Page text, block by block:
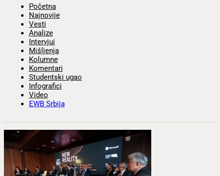
Početna
Najnovije
Vesti
Analize
Intervjui
Mišljenja
Kolumne
Komentari
Studentski ugao
Infografici
Video
EWB Srbija